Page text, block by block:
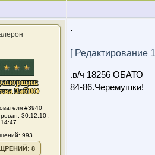
#3940
30.12.10 :
14:47
993
8
.
[ Редактирование
.в/ч 18256 ОБАТО
84-86.Черемушки!